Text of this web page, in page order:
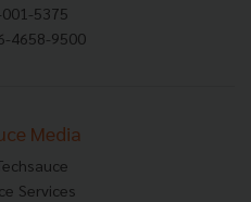
5375
4658-9500
Media
Services